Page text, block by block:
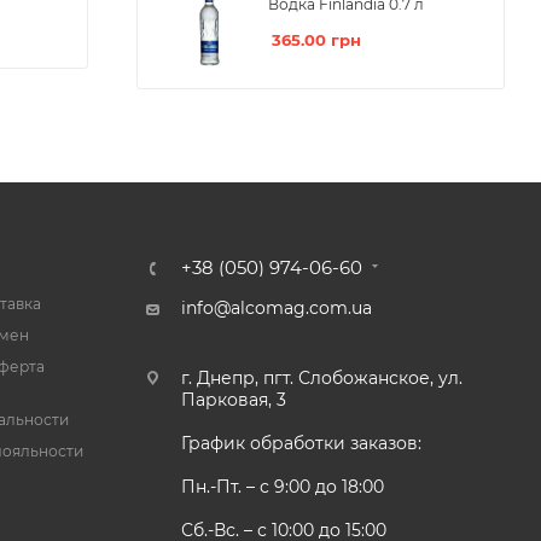
Водка Finlandia 0.7 л
365.00 грн
+38 (050) 974-06-60
info@alcomag.com.ua
г. Днепр, пгт. Слобожанское, ул.
Парковая, 3
График обработки заказов:
Пн.-Пт. – с 9:00 до 18:00
Сб.-Вс. – с 10:00 до 15:00